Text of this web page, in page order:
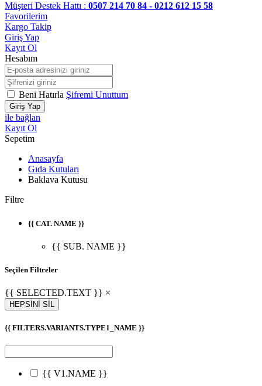
Müşteri Destek Hattı : 0507 214 70 84 - 0212 612 15 58
Favorilerim
Kargo Takip
Giriş Yap
Kayıt Ol
Hesabım
Beni Hatırla Şifremi Unuttum
Giriş Yap
ile bağlan
Kayıt Ol
Sepetim
Anasayfa
Gıda Kutuları
Baklava Kutusu
Filtre
{{ CAT. NAME }}
{{ SUB. NAME }}
Seçilen Filtreler
{{ SELECTED.TEXT }} ×
HEPSİNİ SİL
{{ FILTERS.VARIANTS.TYPE1_NAME }}
{{ V1.NAME }}